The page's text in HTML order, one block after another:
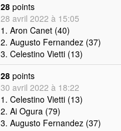
28 points
28 avril 2022 à 15:05
1. Aron Canet (40)
2. Augusto Fernandez (37)
3. Celestino Vietti (13)
28 points
30 avril 2022 à 18:22
1. Celestino Vietti (13)
2. Ai Ogura (79)
3. Augusto Fernandez (37)